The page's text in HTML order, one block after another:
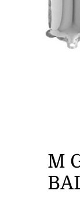
DİĞER ÜRÜNLER
M